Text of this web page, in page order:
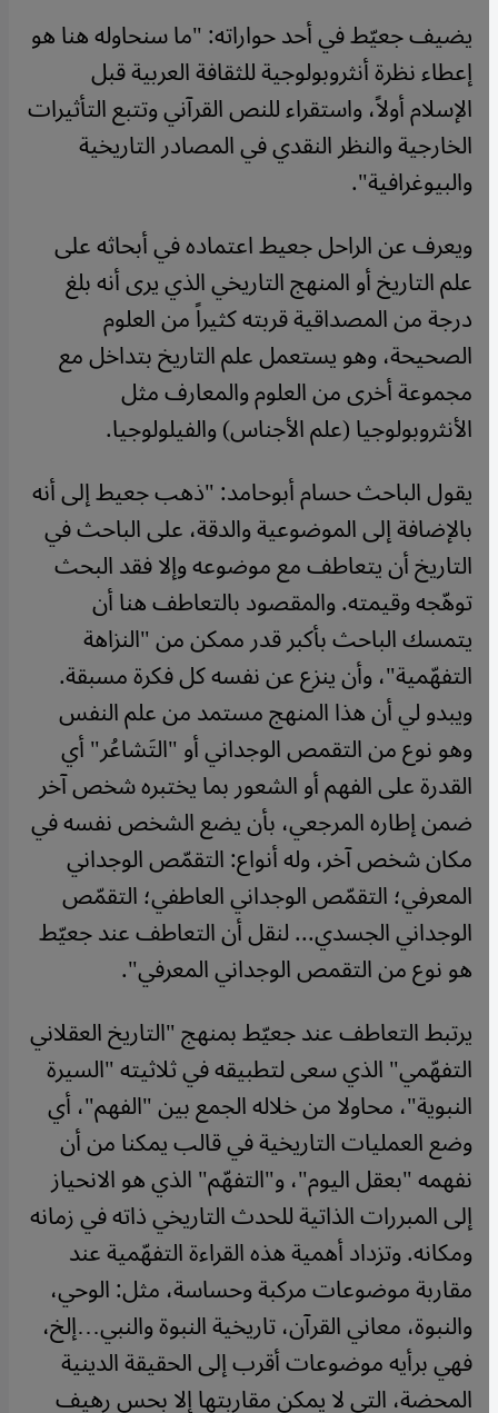
يضيف جعيّط في أحد حواراته: "ما سنحاوله هنا هو
إعطاء نظرة أنثروبولوجية للثقافة العربية قبل
الإسلام أولاً، واستقراء للنص القرآني وتتبع التأثيرات
الخارجية والنظر النقدي في المصادر التاريخية
والبيوغرافية".
ويعرف عن الراحل جعيط اعتماده في أبحاثه على
علم التاريخ أو المنهج التاريخي الذي يرى أنه بلغ
درجة من المصداقية قربته كثيراً من العلوم
الصحيحة، وهو يستعمل علم التاريخ بتداخل مع
مجموعة أخرى من العلوم والمعارف مثل
الأنثروبولوجيا (علم الأجناس) والفيلولوجيا.
يقول الباحث حسام أبوحامد: "ذهب جعيط إلى أنه
بالإضافة إلى الموضوعية والدقة، على الباحث في
التاريخ أن يتعاطف مع موضوعه وإلا فقد البحث
توهّجه وقيمته. والمقصود بالتعاطف هنا أن
يتمسك الباحث بأكبر قدر ممكن من "النزاهة
التفهّمية"، وأن ينزع عن نفسه كل فكرة مسبقة.
ويبدو لي أن هذا المنهج مستمد من علم النفس
وهو نوع من التقمص الوجداني أو "التَشاعُر" أي
القدرة على الفهم أو الشعور بما يختبره شخص آخر
ضمن إطاره المرجعي، بأن يضع الشخص نفسه في
مكان شخص آخر، وله أنواع: التقمّص الوجداني
المعرفي؛ التقمّص الوجداني العاطفي؛ التقمّص
الوجداني الجسدي... لنقل أن التعاطف عند جعيّط
هو نوع من التقمص الوجداني المعرفي".
يرتبط التعاطف عند جعيّط بمنهج "التاريخ العقلاني
التفهّمي" الذي سعى لتطبيقه في ثلاثيته "السيرة
النبوية"، محاولا من خلاله الجمع بين "الفهم"، أي
وضع العمليات التاريخية في قالب يمكنا من أن
نفهمه "بعقل اليوم"، و"التفهّم" الذي هو الانحياز
إلى المبررات الذاتية للحدث التاريخي ذاته في زمانه
ومكانه. وتزداد أهمية هذه القراءة التفهّمية عند
مقاربة موضوعات مركبة وحساسة، مثل: الوحي،
والنبوة، معاني القرآن، تاريخية النبوة والنبي…إلخ،
فهي برأيه موضوعات أقرب إلى الحقيقة الدينية
المحضة، التي لا يمكن مقاربتها إلا بحس رهيف